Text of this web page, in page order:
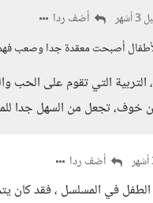
أضف ردا
أصبحت معقدة جدا وصعب
التربية التي تقوم على
خوف، تجعل من السهل جدا
أضف ردا
في المسلسل ، فقد كان